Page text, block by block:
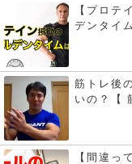
【プロテ
デンタイ
筋トレ後
いの？【
【間違っ